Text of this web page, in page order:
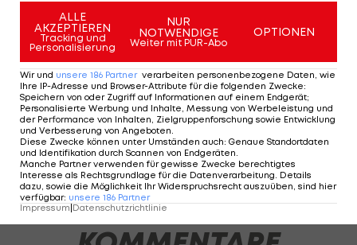
und dem Debüt zweier Teamchef-Neulinge hat
das Formel-1-Jahr 2024 auch sonst eine Menge zu
bieten.
LAOLA1wirft einen Blick auf die Fahrer und
Teamchefs der einzelnen Formel-1-Teams:
1 VON 31
ALLE
AKZEPTIEREN
Tracking und
Personalisierung
NUR
NOTWENDIGE
Weiter mit PUR-Abo
OPTIONEN
Wir und unsere 186 Partner verarbeiten personenbezogene Daten, wie
Ihre IP-Adresse und Browser-Attribute für die folgenden Zwecke:
Speichern von oder Zugriff auf Informationen auf einem Endgerät;
Personalisierte Werbung und Inhalte, Messung von Werbeleistung und
der Performance von Inhalten, Zielgruppenforschung sowie Entwicklung
und Verbesserung von Angeboten
Diese Zwecke können unter Umständen auch: Genaue Standortdaten
und Identifikation durch Scannen von Endgeräten
Manche Partner verwenden für gewisse Zwecke berechtigtes
Interesse als Rechtsgrundlage für die Datenverarbeitung. Details
dazu, sowie die Möglichkeit Ihr Widerspruchsrecht auszuüben, sind hier
verfügbar: unsere 186 Partner
Impressum|Datenschutzrichtlinie